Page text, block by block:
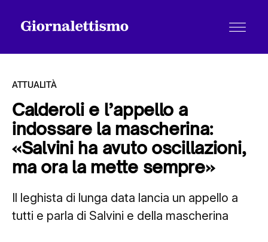
Tutti gli articoli
Contatti
ATTUALITÀ
Calderoli e l’appello a
indossare la mascherina:
«Salvini ha avuto oscillazioni,
ma ora la mette sempre»
Il leghista di lunga data lancia un appello a
tutti e parla di Salvini e della mascherina